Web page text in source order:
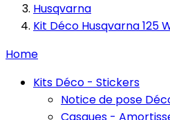
Husqvarna
Kit Déco Husqvarna 125
Home
Kits Déco - Stickers
Notice de pose